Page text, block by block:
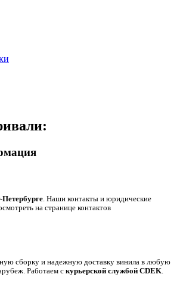
. Наши контакты и юридические
на странице контактов
сборку и надежную доставку винила в любую
Работаем с курьерской службой CDEK